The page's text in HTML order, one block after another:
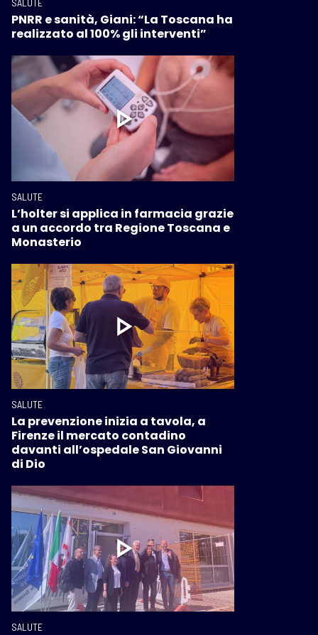
SALUTE
PNRR e sanità, Giani: “La Toscana ha
realizzato al 100% gli interventi”
SALUTE
L’holter si applica in farmacia grazie
a un accordo tra Regione Toscana e
Monasterio
SALUTE
La prevenzione inizia a tavola, a
Firenze il mercato contadino
davanti all’ospedale San Giovanni
di Dio
SALUTE